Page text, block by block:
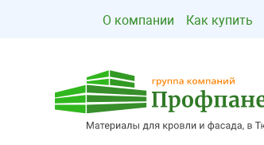
О компании Как купить